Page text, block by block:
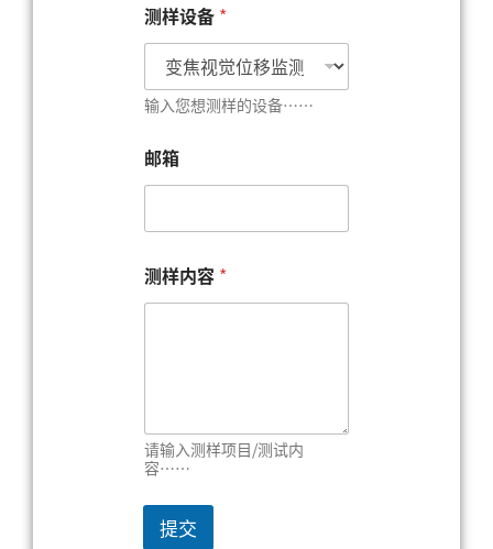
测样设备 *
输入您想测样的设备……
邮箱
测样内容 *
请输入测样项目/测试内
容……
提交